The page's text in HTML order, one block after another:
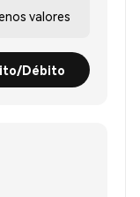
valores
Débito